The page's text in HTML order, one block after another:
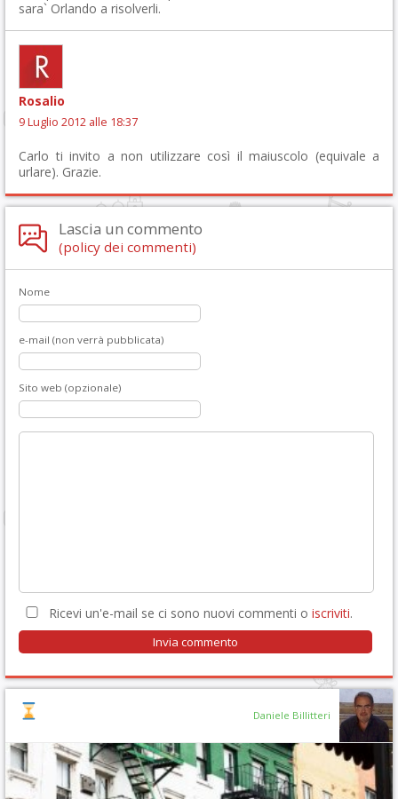
sara` Orlando a risolverli.
Rosalio
9 Luglio 2012 alle 18:37
Carlo ti invito a non utilizzare così il maiuscolo (equivale a
urlare). Grazie.
Lascia un commento
(policy dei commenti)
Nome
e-mail (non verrà pubblicata)
Sito web (opzionale)
Ricevi un'e-mail se ci sono nuovi commenti o iscriviti.
Daniele Billitteri